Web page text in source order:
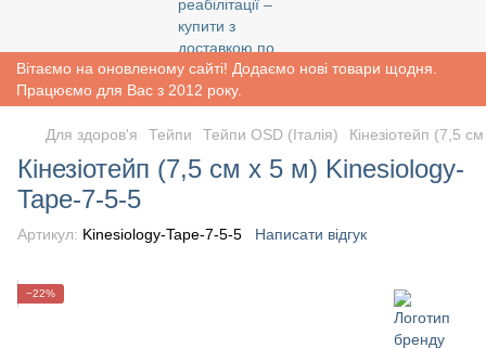
Вітаємо на оновленому сайті! Додаємо нові товари щодня.
Працюємо для Вас з 2012 року.
Для здоров'я Тейпи Тейпи OSD (Італія) Кінезіотейп (7,5
Кінезіотейп (7,5 см х 5 м) Kinesiology-
Tape-7-5-5
Артикул: Kinesiology-Tape-7-5-5 Написати відгук
−22%